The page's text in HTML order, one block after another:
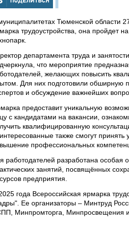
Тюменской области
трудоустройства, она пройдет
департамента труда и
что мероприятие
желающих повысить
Для них подготовили обширную
и обсуждение важнейших
предоставит уникальную
с кандидатами на вакансии,
квалифицированную
также смогут
профессиональных
работодателей разработана
занятий, посвящённых
предприятия.
года Всероссийская ярмарка
Ее организаторы – Минтруд
Минпромторга, Минпросвещения и